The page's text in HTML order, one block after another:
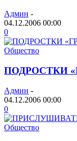
Админ -
04.12.2006 00:00
0
Общество
ПОДРОСТКИ
Админ -
04.12.2006 00:00
0
Общество